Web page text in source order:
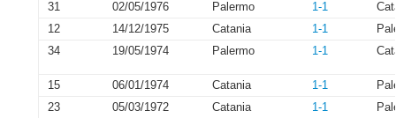
31
02/05/1976 Palermo 1-1
12
14/12/1975 Catania 1-1
34
19/05/1974 Palermo 1-1
15 06/01/1974 Catania 1-1
23
05/03/1972 Catania 1-1